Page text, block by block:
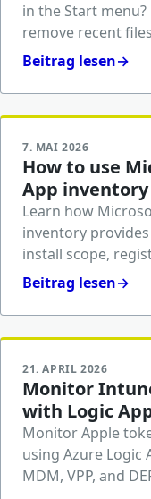
in the Start
remove recent
Beitrag lesen→
7. MAI 2026
How to use
App
Learn how
inventory
install scope,
Beitrag lesen→
21. APRIL 2026
Monitor
with Logic
Monitor Apple
using Azure Logic
MDM, VPP, and